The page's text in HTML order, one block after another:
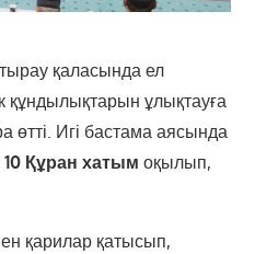
қаласында ел
құндылықтарын ұлықтауға
Игі бастама аясында
10 Құран хатым оқылып,
қарилар қатысып,